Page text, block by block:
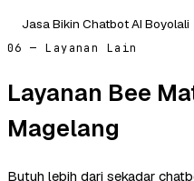
Jasa Bikin Chatbot AI Boyolali
06 — Layanan Lain
Layanan Bee
Magelang
Butuh lebih dari sekadar